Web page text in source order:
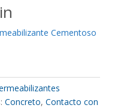
Cementoso
Concreto, Contacto con